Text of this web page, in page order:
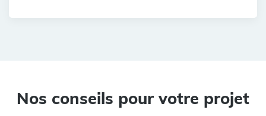
Nos conseils pour votre projet